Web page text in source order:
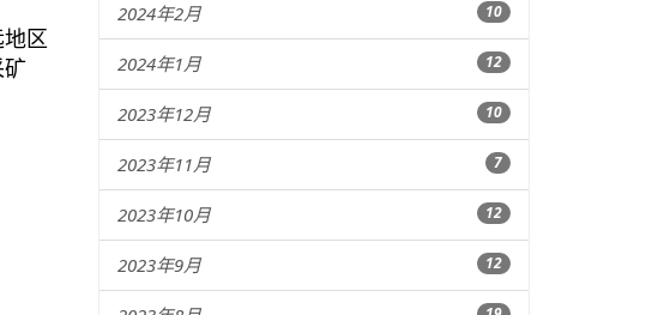
区
矿
2024年2月 10
2024年1月 12
2023年12月 10
2023年11月 7
2023年10月 12
2023年9月 12